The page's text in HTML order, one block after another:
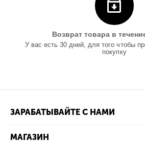
Возврат товара в
У вас есть 30 дней, для того чтобы
покупку
ЗАРАБАТЫВАЙТЕ С НАМИ
МАГАЗИН